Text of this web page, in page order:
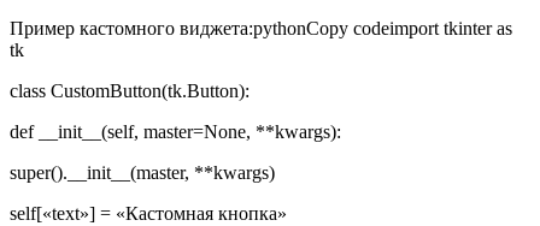
Пример кастомного виджета:pythonCopy codeimport tkinter as
tk
class CustomButton(tk.Button):
def __init__(self, master=None, **kwargs):
super().__init__(master, **kwargs)
self[«text»] = «Кастомная кнопка»